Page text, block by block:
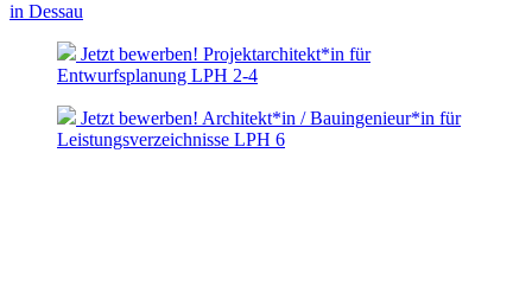
in Dessau
Jetzt bewerben! Projektarchitekt*in für
Entwurfsplanung LPH 2-4
Jetzt bewerben! Architekt*in / Bauingenieur*in für
Leistungsverzeichnisse LPH 6